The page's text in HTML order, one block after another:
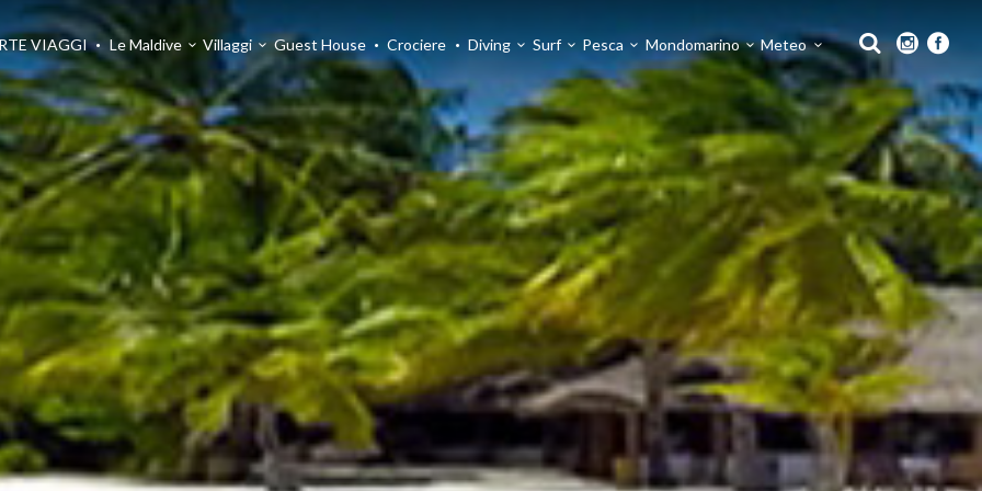
VIAGGI Le Maldive Villaggi Guest House Crociere Diving Surf Pesca Mondomarino Meteo